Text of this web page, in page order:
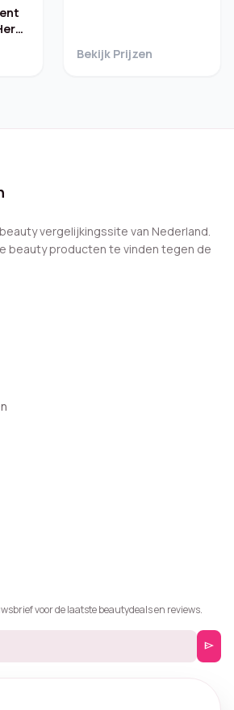
Bekijk Prijzen
vergelijkingssite van Nederland.
beauty producten te vinden tegen de
voor de laatste beautydeals en reviews.
send